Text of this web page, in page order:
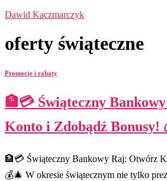
Dawid Kaczmarczyk
oferty świąteczne
Promocje i rabaty
🏦💳 Świąteczny
Konto i Zdobądź Bonusy!
🏦💳 Świąteczny Bankowy Raj: Otwórz
💰🎄 W okresie świątecznym nie tylko